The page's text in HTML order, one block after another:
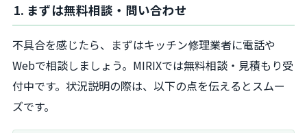
1. まずは無料相談・問い合わせ
不具合を感じたら、まずはキッチン修理業者に電話や
Webで相談しましょう。MIRIXでは無料相談・見積もり受
付中です。状況説明の際は、以下の点を伝えるとスムー
ズです。